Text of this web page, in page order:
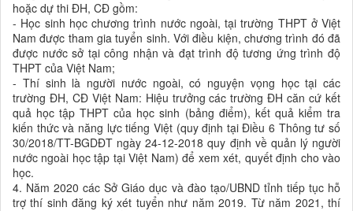
hoặc dự thi ĐH, CĐ gồm:
- Học sinh học chương trình nước ngoài, tại trường THPT ở Việt
Nam được tham gia tuyển sinh. Với điều kiện, chương trình đó đã
được nước sở tại công nhận và đạt trình độ tương ứng trình độ
THPT của Việt Nam;
- Thí sinh là người nước ngoài, có nguyện vọng học tại các
trường ĐH, CĐ Việt Nam: Hiệu trưởng các trường ĐH căn cứ kết
quả học tập THPT của học sinh (bảng điểm), kết quả kiểm tra
kiến thức và năng lực tiếng Việt (quy định tại Điều 6 Thông tư số
30/2018/TT-BGDĐT ngày 24-12-2018 quy định về quản lý người
nước ngoài học tập tại Việt Nam) để xem xét, quyết định cho vào
học.
4. Năm 2020 các Sở Giáo dục và đào tạo/UBND tỉnh tiếp tục hỗ
trợ thí sinh đăng ký xét tuyển như năm 2019. Từ năm 2021, thí